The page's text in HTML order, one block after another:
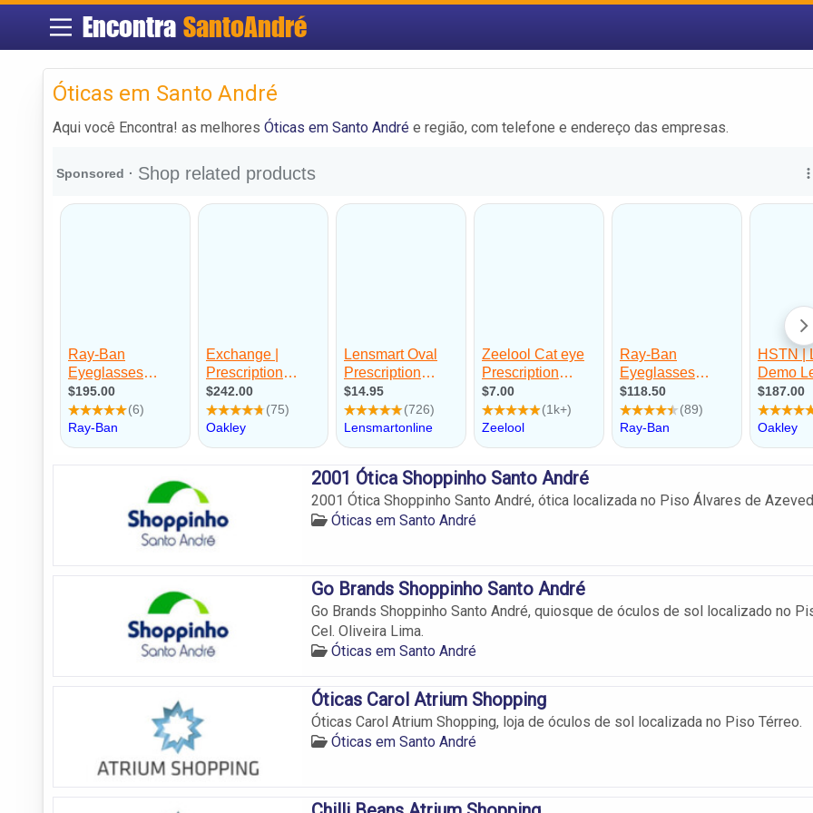
Encontra SantoAndré
Óticas em Santo André
Aqui você Encontra! as melhores Óticas em Santo André e região, com telefone e endereço das empresas.
2001 Ótica Shoppinho Santo André
2001 Ótica Shoppinho Santo André, ótica localizada no Piso Álvares de
Óticas em Santo André
Go Brands Shoppinho Santo André
Go Brands Shoppinho Santo André, quiosque de óculos de sol localizado no
Cel. Oliveira Lima.
Óticas em Santo André
Óticas Carol Atrium Shopping
Óticas Carol Atrium Shopping, loja de óculos de sol localizada no Piso Térreo.
Óticas em Santo André